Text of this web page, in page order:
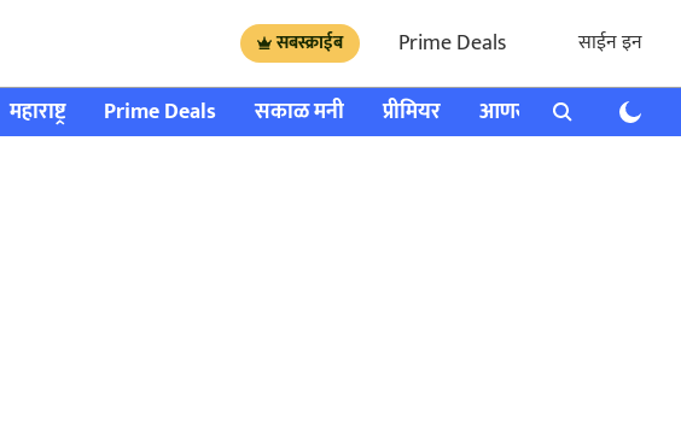
सबस्क्राईब Prime Deals साईन इन
महाराष्ट्र Prime Deals सकाळ मनी प्रीमियर आणखी राशी भविष्य